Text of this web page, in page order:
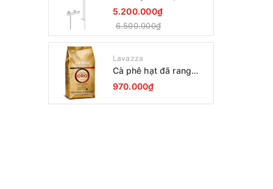
Grohtherm 800
34566001
5.200.000₫
6.500.000₫
Lavazza
Cà phê hạt đã rang
Lavazza Oro Qualita
1000g
970.000₫